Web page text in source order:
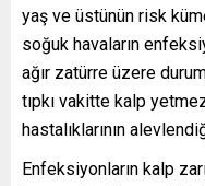
yaş ve üstünün risk
soğuk havaların
ağır zatürre üzere
tıpkı vakitte kalp
hastalıklarının
Enfeksiyonların kalp